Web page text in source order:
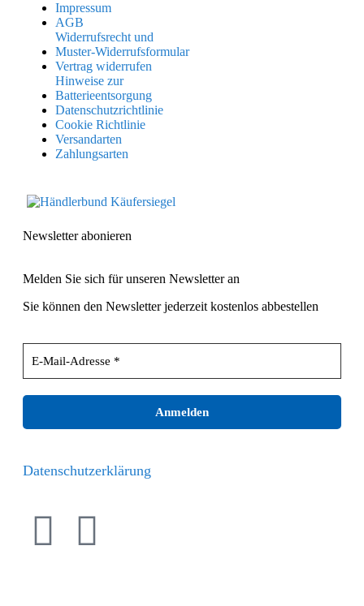
Impressum
AGB
Widerrufsrecht und
Muster-Widerrufsformular
Vertrag widerrufen
Hinweise zur
Batterieentsorgung
Datenschutzrichtlinie
Cookie Richtlinie
Versandarten
Zahlungsarten
Newsletter abonieren
Melden Sie sich für unseren Newsletter an
Sie können den Newsletter jederzeit kostenlos abbestellen
Datenschutzerklärung